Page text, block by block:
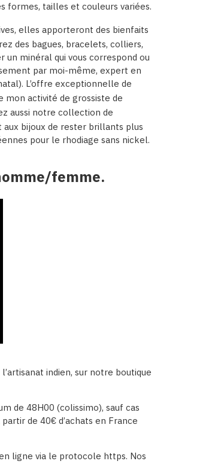
formes, tailles et couleurs variées.
elles apporteront des bienfaits
des bagues, bracelets, colliers,
un minéral qui vous correspond ou
par moi-même, expert en
L’offre exceptionnelle de
mon activité de grossiste de
aussi notre collection de
bijoux de rester brillants plus
pour le rhodiage sans nickel.
femme.
indien, sur notre boutique
de 48H00 (colissimo), sauf cas
de 40€ d’achats en France
ligne via le protocole https. Nos